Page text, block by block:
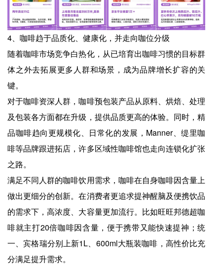
4、咖啡趋于品质化、健康化，并走向咖位分级
随着咖啡市场竞争白热化，从已培育出咖啡习惯的目标群
体之外去拓展更多人群和场景，成为品牌增长扩容的关
键。
对于咖啡资深人群，咖啡预包装产品从原料、烘焙、处理
及包装各方面都在升级，提供品质更高的体验。同时，精
品咖啡趋向更规模化、日常化的发展，Manner、缇里咖
啡等品牌跟进拓店，许多区域性咖啡馆也走向连锁化扩张
之路。
满足不同人群的咖啡饮用需求，咖啡在自身咖啡因含量上
做出更细分的创新。在消费者更追求提神醒脑及便携饮品
的需求下，高浓度、大容量更加流行。比如旺旺邦德超咖
啡就主打20倍咖啡因含量，便于携带又能快速提神；统
一、宾格瑞分别上新1L、600ml大瓶装咖啡，高性价比充
分满足提升需求。